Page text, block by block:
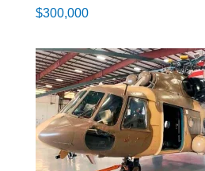
$300,000